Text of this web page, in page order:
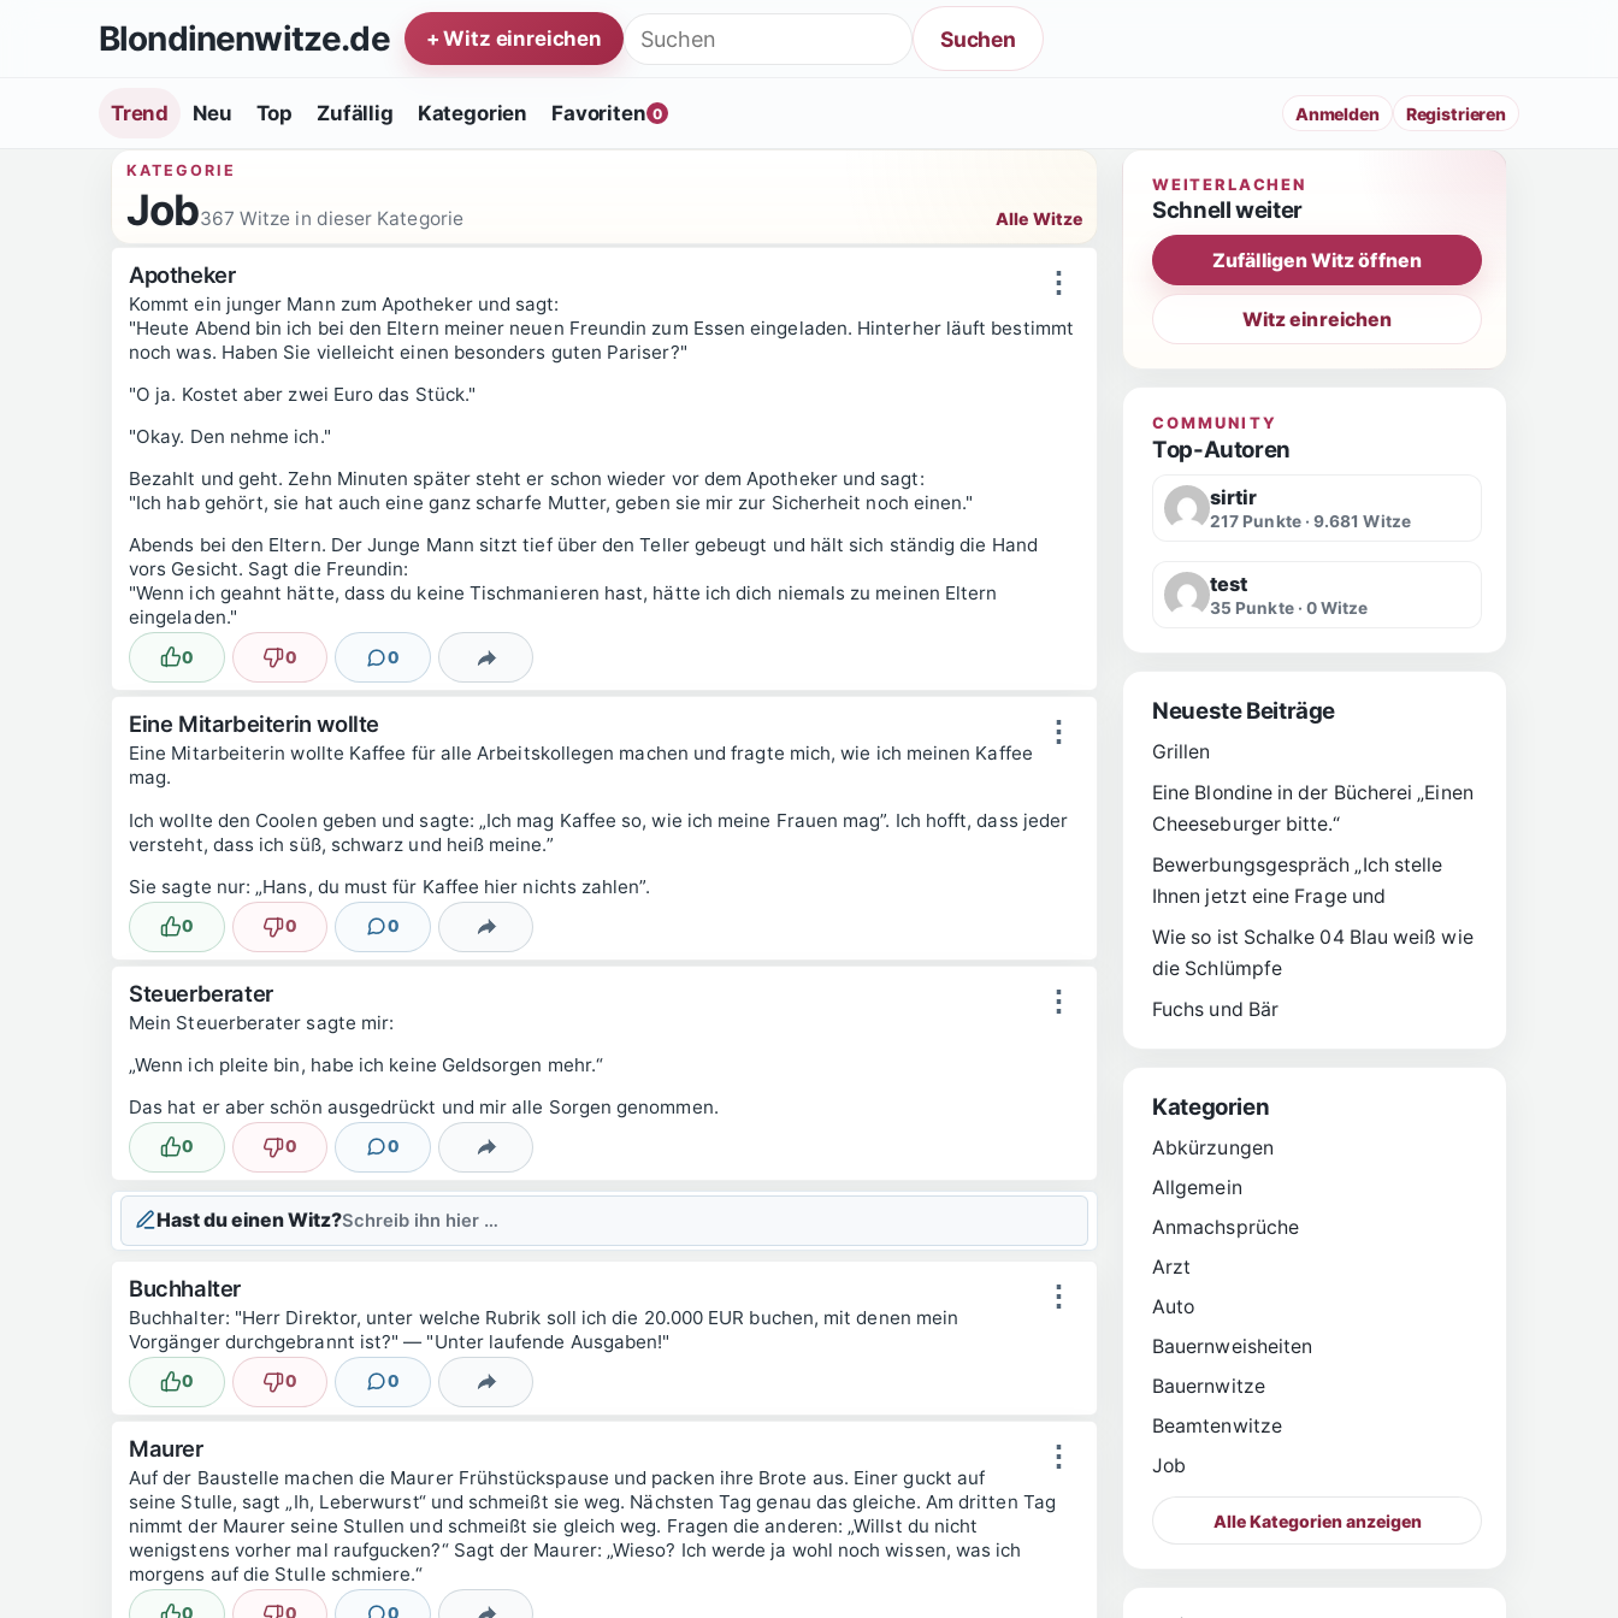
Zum Inhalt springenBlondinenwitze.de Suche nach: Suchen
+ Witz einreichen
Anmelden Registrieren
Trend Neu Top Zufällig Kategorien Favoriten 0
KATEGORIE
Job367 Witze in dieser Kategorie Alle Witze
⋮
Apotheker
Kommt ein junger Mann zum Apotheker und sagt:
"Heute Abend bin ich bei den Eltern meiner neuen Freundin zum Essen eingeladen. Hinterher läuft bestimmt
noch was. Haben Sie vielleicht einen besonders guten Pariser?"
"O ja. Kostet aber zwei Euro das Stück."
"Okay. Den nehme ich."
Bezahlt und geht. Zehn Minuten später steht er schon wieder vor dem Apotheker und sagt:
"Ich hab gehört, sie hat auch eine ganz scharfe Mutter, geben sie mir zur Sicherheit noch einen."
Abends bei den Eltern. Der Junge Mann sitzt tief über den Teller gebeugt und hält sich ständig die Hand
vors Gesicht. Sagt die Freundin:
"Wenn ich geahnt hätte, dass du keine Tischmanieren hast, hätte ich dich niemals zu meinen Eltern
eingeladen."
Lustig
0 Nicht lustig
0 0
KommentareTeilen
⋮
Eine Mitarbeiterin wollte
Eine Mitarbeiterin wollte Kaffee für alle Arbeitskollegen machen und fragte mich, wie ich meinen Kaffee
mag.
Ich wollte den Coolen geben und sagte: „Ich mag Kaffee so, wie ich meine Frauen mag”. Ich hofft, dass jeder
versteht, dass ich süß, schwarz und heiß meine.”
Sie sagte nur: „Hans, du must für Kaffee hier nichts zahlen”.
Lustig
0 Nicht lustig
0 0
KommentareTeilen
⋮
Steuerberater
Mein Steuerberater sagte mir:
„Wenn ich pleite bin, habe ich keine Geldsorgen mehr.“
Das hat er aber schön ausgedrückt und mir alle Sorgen genommen.
Lustig
0 Nicht lustig
0 0
KommentareTeilen
Hast du einen Witz?Schreib ihn hier …
⋮
Buchhalter
Buchhalter: "Herr Direktor, unter welche Rubrik soll ich die 20.000 EUR buchen, mit denen mein
Vorgänger durchgebrannt ist?" — "Unter laufende Ausgaben!"
Lustig
0 Nicht lustig
0 0
KommentareTeilen
⋮
Maurer
Auf der Baustelle machen die Maurer Frühstückspause und packen ihre Brote aus. Einer guckt auf
seine Stulle, sagt „Ih, Leberwurst“ und schmeißt sie weg. Nächsten Tag genau das gleiche. Am dritten Tag
nimmt der Maurer seine Stullen und schmeißt sie gleich weg. Fragen die anderen: „Willst du nicht
wenigstens vorher mal raufgucken?“ Sagt der Maurer: „Wieso? Ich werde ja wohl noch wissen, was ich
morgens auf die Stulle schmiere.“
0 0 0
WEITERLACHEN
Schnell weiter
Zufälligen Witz öffnen
Witz einreichen
COMMUNITY
Top-Autoren
sirtir
217 Punkte · 9.681 Witze
test
35 Punkte · 0 Witze
Neueste Beiträge
Grillen
Eine Blondine in der Bücherei „Einen
Cheeseburger bitte.“
Bewerbungsgespräch „Ich stelle
Ihnen jetzt eine Frage und
Wie so ist Schalke 04 Blau weiß wie
die Schlümpfe
Fuchs und Bär
Kategorien
Abkürzungen
Allgemein
Anmachsprüche
Arzt
Auto
Bauernweisheiten
Bauernwitze
Beamtenwitze
Job
Alle Kategorien anzeigen